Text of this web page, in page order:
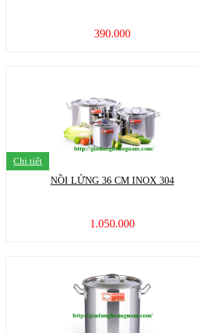
390.000
Chi tiết
NỒI LỬNG 36 CM INOX 304
1.050.000